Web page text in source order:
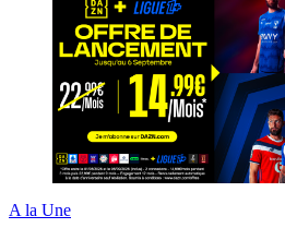
A la Une